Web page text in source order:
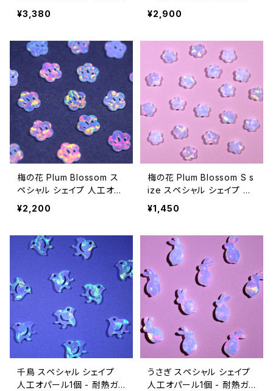
耐熱ガラス / ボロシリケイ
トガラス（COE33）専用
¥3,380
工オパール1個 - 耐熱ガラス
/ ボロシリケイトガラス（CO
¥2,900
梅の花 Plum Blossom ス
ペシャル シェイプ 人工オパ
ール1個 - 耐熱ガラス / ボ
ロシリケイトガラス（COE3
¥2,200
梅の花 Plum Blossom S s
ize スペシャル シェイプ 人
工オパール1個 - 耐熱ガラス
/ ボロシリケイトガラス（CO
¥1,450
千鳥 スペシャル シェイプ
人工オパール1個 - 耐熱ガ
うさぎ スペシャル シェイプ
人工オパール1個 - 耐熱ガ